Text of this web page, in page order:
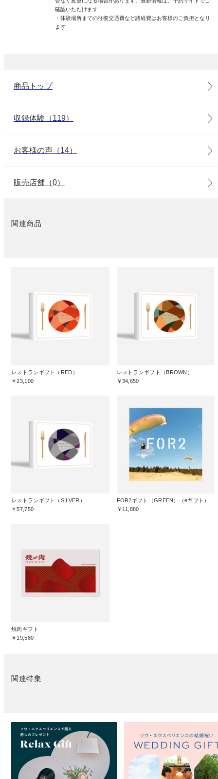
確認いただけます
・体験場所までの往復交通費など諸経費はお客様のご負担となり
ます
商品トップ
収録体験（119）
お客様の声（14）
販売店舗（0）
関連商品
レストランギフト（RED）
￥23,100
レストランギフト（BROWN）
￥34,650
レストランギフト（SILVER）
￥57,750
FOR2ギフト（GREEN）（eギフト）
￥11,880
焼肉ギフト
￥19,580
関連特集